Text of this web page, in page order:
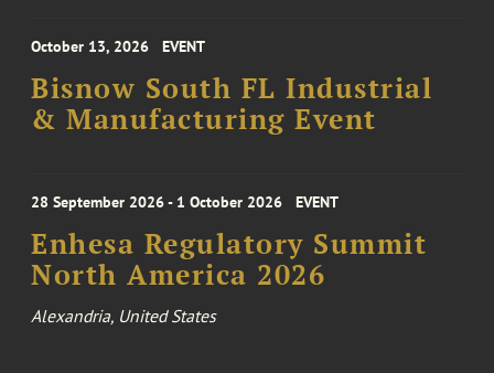
October 13, 2026 EVENT
Bisnow South FL Industrial
& Manufacturing Event
28 September 2026 - 1 October 2026 EVENT
Enhesa Regulatory Summit
North America 2026
Alexandria, United States